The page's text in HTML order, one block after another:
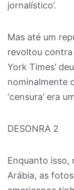
jornalístico’.
Mas até um
revoltou contra
York Times’
nominalmente
‘censura’ era
DESONRA 2
Enquanto isso,
Arábia, as